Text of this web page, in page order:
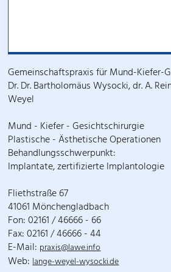
Gemeinschaftspraxis für Mund-Kiefer-
Dr. Dr. Bartholomäus Wysocki, dr. A.
Weyel
Mund - Kiefer - Gesichtschirurgie
Plastische - Ästhetische Operationen
Behandlungsschwerpunkt:
Implantate, zertifizierte Implantologie
Fliethstraße 67
41061 Mönchengladbach
Fon: 02161 / 46666 - 66
Fax: 02161 / 46666 - 44
E-Mail: praxis@lawe.info
Web:lange-weyel-wysocki.de